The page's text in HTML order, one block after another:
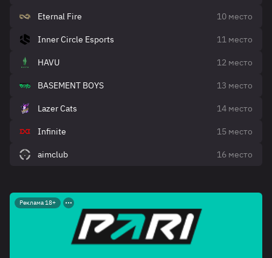
Eternal Fire 10 место
Inner Circle Esports 11 место
HAVU 12 место
BASEMENT BOYS 13 место
Lazer Cats 14 место
Infinite 15 место
aimclub 16 место
Реклама 18+